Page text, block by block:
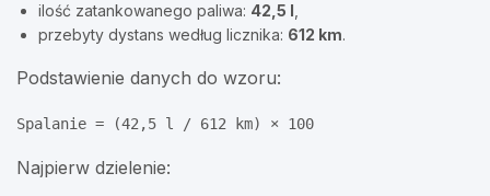
ilość zatankowanego paliwa: 42,5 l
przebyty dystans według licznika: 612 km.
Podstawienie danych do wzoru:
Spalanie = (42,5 l / 612 km) × 100
Najpierw dzielenie: